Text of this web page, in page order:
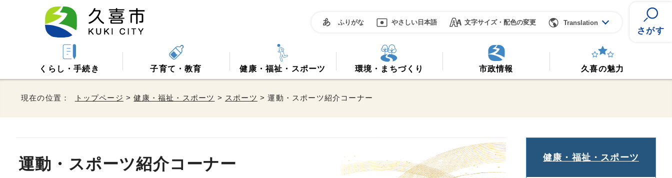
ふりがな やさしい日本語 文字サイズ・配色の変更 Translation
さがす
くらし・手続き 子育て・教育 健康・福祉・スポーツ 環境・まちづくり 市政情報 久喜の魅力
現在の位置： トップページ >健康・福祉・スポーツ > スポーツ > 運動・スポーツ紹介コーナー
運動・スポーツ紹介コーナー 健康・福祉・スポーツ